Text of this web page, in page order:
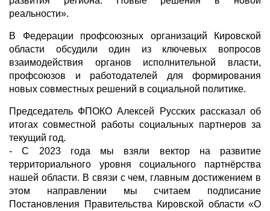
реальности».
В Федерации профсоюзных организаций Кировской
области обсудили один из ключевых вопросов
взаимодействия органов исполнительной власти,
профсоюзов и работодателей для формирования
новых совместных решений в социальной политике.
Председатель ФПОКО Алексей Русских рассказал об
итогах совместной работы социальных партнеров за
текущий год.
- С 2023 года мы взяли вектор на развитие
территориального уровня социального партнёрства
нашей области. В связи с чем, главным достижением в
этом направлении мы считаем подписание
Постановления Правительства Кировской области «О